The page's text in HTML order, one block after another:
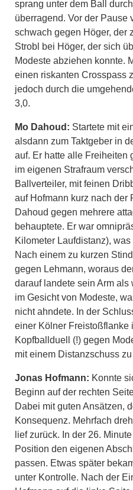
sprang unter dem Ball
überragend. Vor der Pause
schwach gegen Höger, der
Strobl bei Höger, der sich
Modeste abziehen konnte.
einen riskanten Crosspass
jedoch durch die
3,0.
Mo Dahoud: Startete mit
alsdann zum Taktgeber in
auf. Er hatte alle Freiheiten
im eigenen Strafraum
Ballverteiler, mit feinen
auf Hofmann kurz nach der
Dahoud gegen mehrere
behauptete. Er war
Kilometer Laufdistanz),
Nach einem zu kurzen
gegen Lehmann, woraus
darauf landete sein Arm als
im Gesicht von Modeste,
nicht ahndete. In der
einer Kölner Freistoßflanke
Kopfballduell (!) gegen
mit einem Distanzschuss
Jonas Hofmann: Konnte
Beginn auf der rechten
Dabei mit guten Ansätzen,
Konsequenz. Mehrfach
lief zurück. In der 26.
Position den eigenen
passen. Etwas später
unter Kontrolle. Nach der